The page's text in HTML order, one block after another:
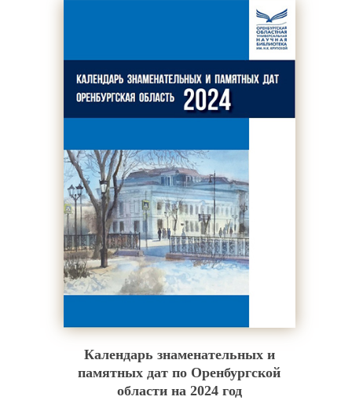
Календарь знаменательных и
памятных дат по Оренбургской
области на 2024 год